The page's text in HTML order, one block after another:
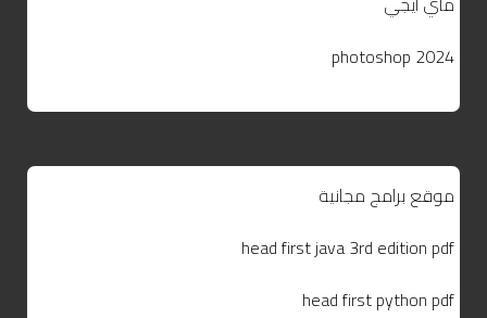
photoshop 2024
موقع برامج مجانية
head first java 3rd edition pdf
head first python pdf